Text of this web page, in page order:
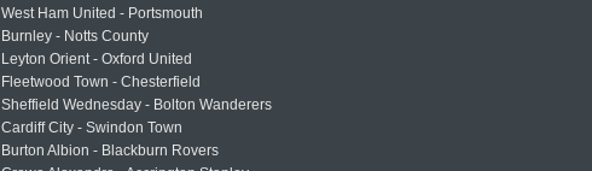
West Ham United - Portsmouth
Burnley - Notts County
Leyton Orient - Oxford United
Fleetwood Town - Chesterfield
Sheffield Wednesday - Bolton Wanderers
Cardiff City - Swindon Town
Burton Albion - Blackburn Rovers